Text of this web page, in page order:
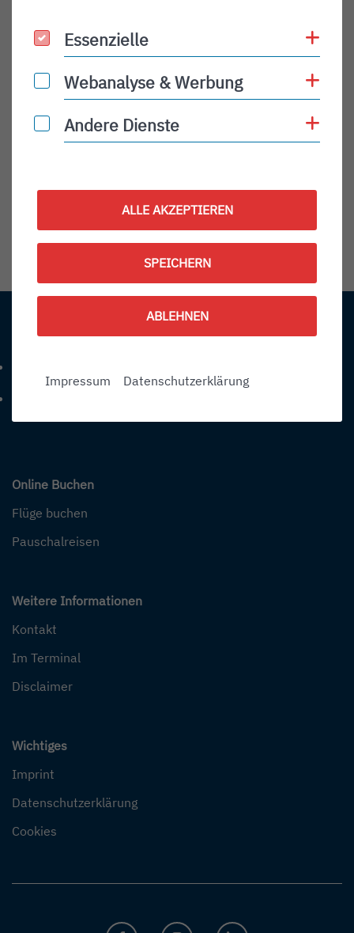
PLN
Status Description:
Checkin:
Codeshare:
Kontakt
Telefonnummer: 4 9 0 7 5 4 1 2 8 4 0
Online Buchen
Flüge buchen
Pauschalreisen
Weitere Informationen
Kontakt
Im Terminal
Disclaimer
Wichtiges
Imprint
Datenschutzerklärung
Cookies
Essenzielle
Essenzielle
Webanalyse & Werbung
Webanalyse & Werbung
Andere Dienste
Andere Dienste
ALLE AKZEPTIEREN
SPEICHERN
ABLEHNEN
Impressum Datenschutzerklärung